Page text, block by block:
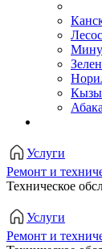
Услуги
Ремонт и
Техническое
Услуги
Ремонт и